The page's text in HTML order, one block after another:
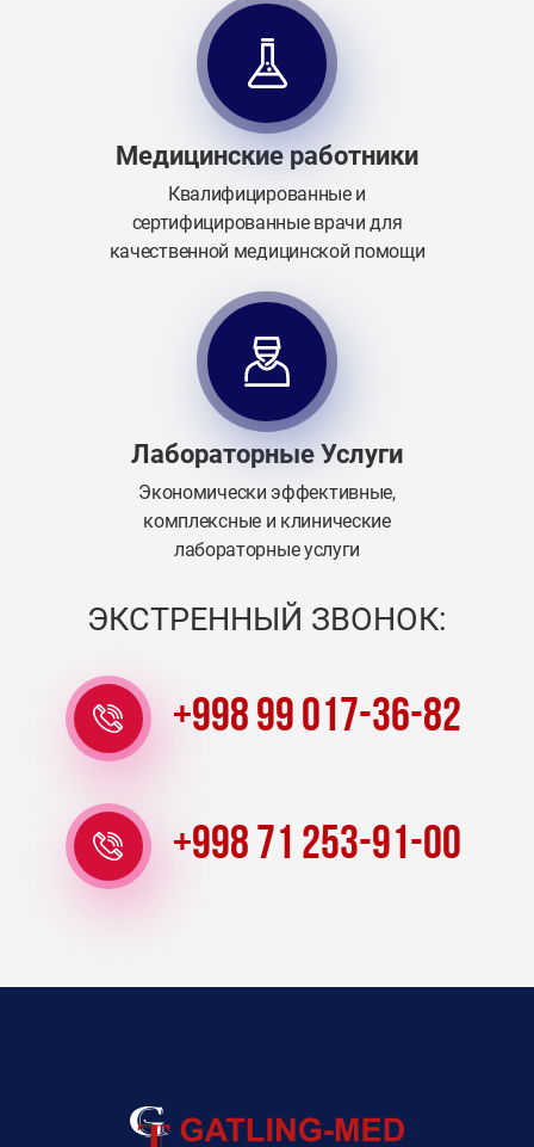
Медицинские работники
Квалифицированные и
сертифицированные врачи для
качественной медицинской помощи
Лабораторные Услуги
Экономически эффективные,
комплексные и клинические
лабораторные услуги
ЭКСТРЕННЫЙ ЗВОНОК:
+998 99 017-36-82
+998 71 253-91-00